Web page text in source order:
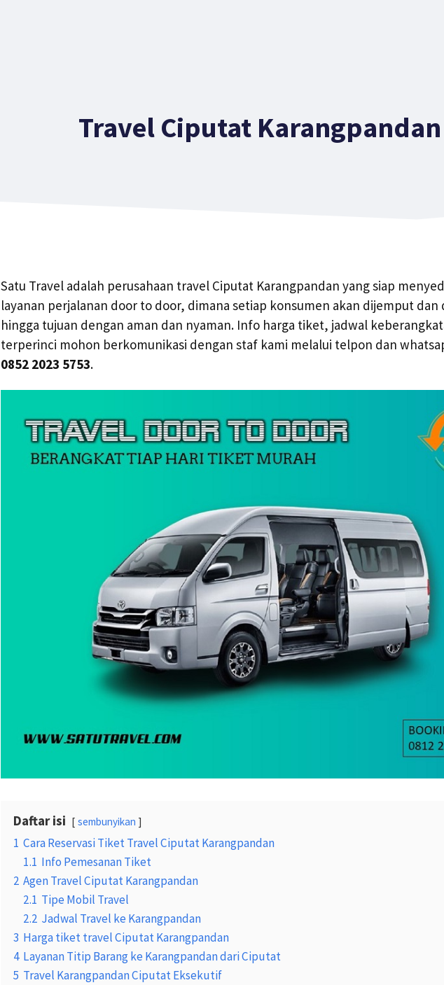
Travel Ciputat Karangpandan
Satu Travel adalah perusahaan travel Ciputat Karangpandan yang siap
layanan perjalanan door to door, dimana setiap konsumen akan dijemput dan
hingga tujuan dengan aman dan nyaman. Info harga tiket, jadwal
terperinci mohon berkomunikasi dengan staf kami melalui telpon dan
0852 2023 5753.
Daftar isi sembunyikan
1 Cara Reservasi Tiket Travel Ciputat Karangpandan
1.1 Info Pemesanan Tiket
2 Agen Travel Ciputat Karangpandan
2.1 Tipe Mobil Travel
2.2 Jadwal Travel ke Karangpandan
3 Harga tiket travel Ciputat Karangpandan
4 Layanan Titip Barang ke Karangpandan dari Ciputat
5 Travel Karangpandan Ciputat Eksekutif